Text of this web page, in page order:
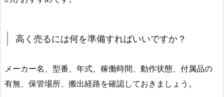
高く売るには何を準備すればいいですか？
メーカー名、型番、年式、稼働時間、動作状態、付属品の
有無、保管場所、搬出経路を確認しておきましょう。